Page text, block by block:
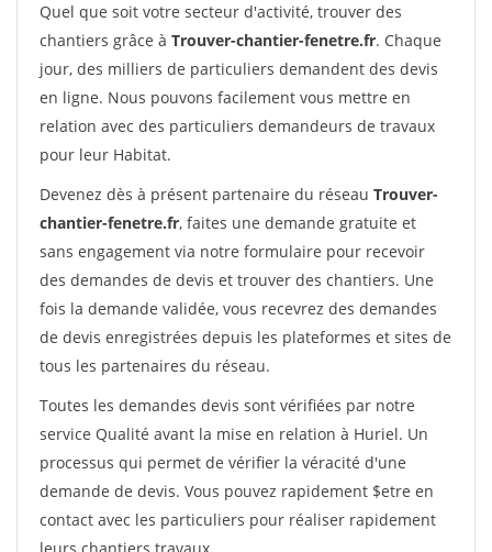
Quel que soit votre secteur d'activité, trouver des
chantiers grâce à Trouver-chantier-fenetre.fr. Chaque
jour, des milliers de particuliers demandent des devis
en ligne. Nous pouvons facilement vous mettre en
relation avec des particuliers demandeurs de travaux
pour leur Habitat.
Devenez dès à présent partenaire du réseau Trouver-
chantier-fenetre.fr, faites une demande gratuite et
sans engagement via notre formulaire pour recevoir
des demandes de devis et trouver des chantiers. Une
fois la demande validée, vous recevrez des demandes
de devis enregistrées depuis les plateformes et sites de
tous les partenaires du réseau.
Toutes les demandes devis sont vérifiées par notre
service Qualité avant la mise en relation à Huriel. Un
processus qui permet de vérifier la véracité d'une
demande de devis. Vous pouvez rapidement $etre en
contact avec les particuliers pour réaliser rapidement